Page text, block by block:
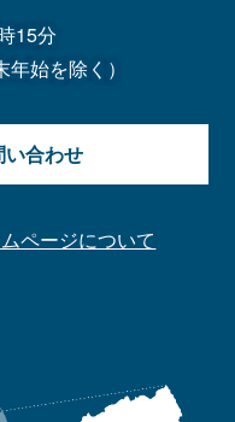
15分
年始を除く）
合わせ
ページについて